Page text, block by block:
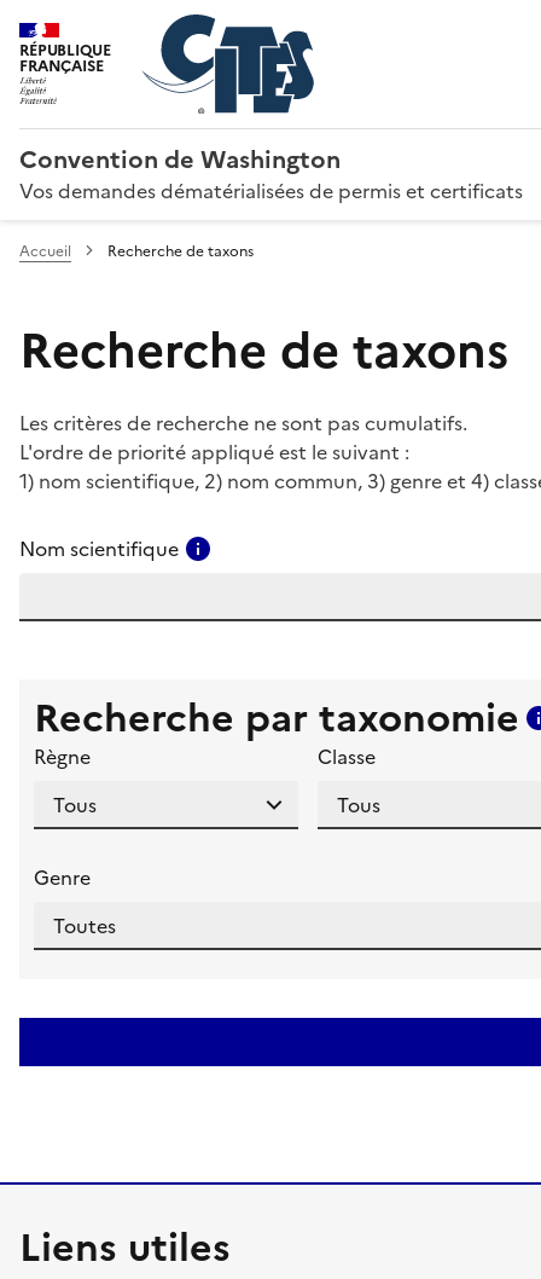
RÉPUBLIQUE
FRANÇAISE
Convention de Washington
Vos demandes dématérialisées de permis et certificats
Accueil Recherche de taxons
Recherche de taxons
Les critères de recherche ne sont pas cumulatifs.
L'ordre de priorité appliqué est le suivant :
1) nom scientifique, 2) nom commun, 3) genre et 4)
Nom scientifique
Recherche par taxonomie
Règne Classe
Genre
Liens utiles